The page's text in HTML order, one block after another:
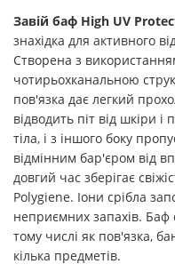
Завій баф High UV
знахідка для активного
Створена з
чотирьохканальною
пов'язка дає легкий
відводить піт від шкіри
тіла, і з іншого боку
відмінним бар'єром від
довгий час зберігає
Polygiene. Іони срібла
неприємних запахів. Баф
тому числі як пов'язка,
кілька предметів.